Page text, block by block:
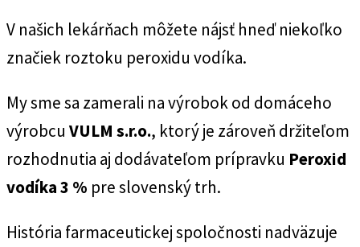
V našich lekárňach môžete nájsť hneď niekoľko
značiek roztoku peroxidu vodíka.
My sme sa zamerali na výrobok od domáceho
výrobcu VULM s.r.o., ktorý je zároveň držiteľom
rozhodnutia aj dodávateľom prípravku Peroxid
vodíka 3 % pre slovenský trh.
História farmaceutickej spoločnosti nadväzuje